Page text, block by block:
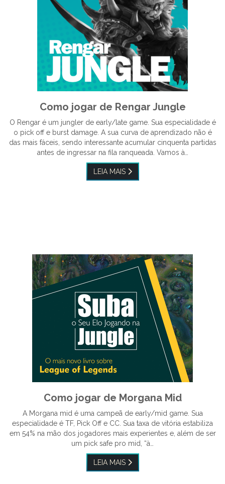
Como jogar de Rengar Jungle
O Rengar é um jungler de early/late game. Sua especialidade é
o pick off e burst damage. A sua curva de aprendizado não é
das mais fáceis, sendo interessante acumular cinquenta partidas
antes de ingressar na fila ranqueada. Vamos à…
LEIA MAIS
Como jogar de Morgana Mid
A Morgana mid é uma campeã de early/mid game. Sua
especialidade é TF, Pick Off e CC. Sua taxa de vitória estabiliza
em 54% na mão dos jogadores mais experientes e, além de ser
um pick safe pro mid, “à…
LEIA MAIS